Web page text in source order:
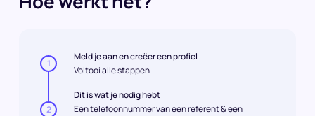
1
Meld je aan en creëer een profiel
Voltooi alle stappen
2
Dit is wat je nodig hebt
Een telefoonnummer van een referent & een